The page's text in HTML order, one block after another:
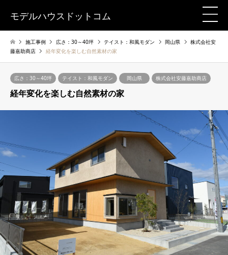
モデルハウスドットコム
施工事例 広さ：30～40坪 テイスト：和風モダン 岡山県
株式会社安
藤嘉助商店
経年変化を楽しむ自然素材の家
広さ：30～40坪 テイスト：和風モダン 岡山県 株式会社安藤嘉助商店
経年変化を楽しむ自然素材の家